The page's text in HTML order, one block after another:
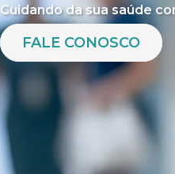
Cuidando da sua saúde
FALE CONOSCO